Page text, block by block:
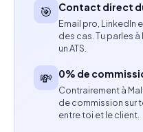
Analyser les
campagnes via Google
Animer la
commentaires et
🎯 Contact direct
Email pro, LinkedIn
des cas. Tu parles
un ATS.
💸 0% de
Contrairement à
de commission sur
entre toi et le client.